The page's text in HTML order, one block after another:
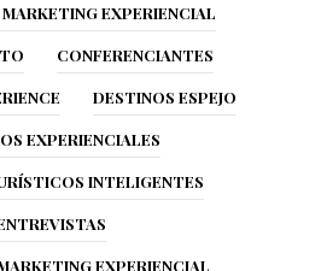
EXPERIENCIAL
CONFERENCIANTES
DESTINOS ESPEJO
EXPERIENCIALES
INTELIGENTES
EXPERIENCIAL